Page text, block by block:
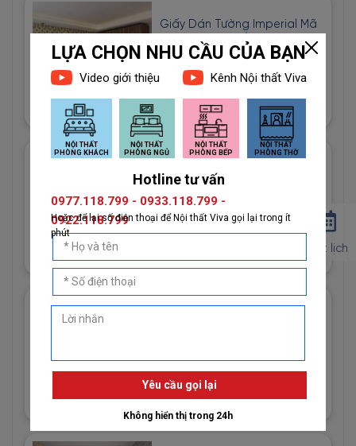
Giấy Dán Tường Imperial Mã
81012-3 Họa Tiết Hình Học
Độc Đáo
Giấy Dán Tường Imperial Mã
81013-2 Vân Vải Dệt Màu
Trắng
1đ
1đ
Đặt lịch